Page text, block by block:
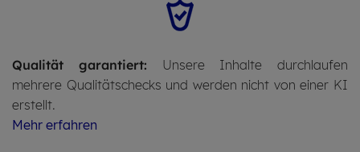
Qualität garantiert: Unsere Inhalte durchlaufen
mehrere Qualitätschecks und werden nicht von einer KI
erstellt.
Mehr erfahren